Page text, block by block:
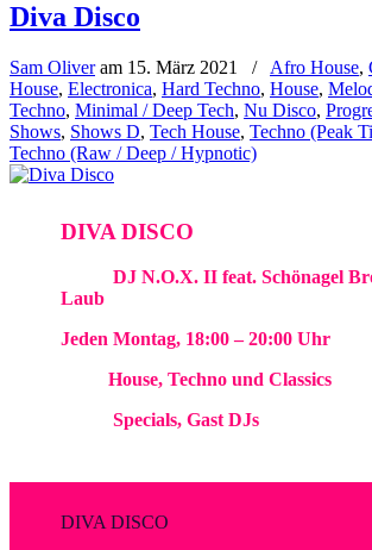
Diva Disco
Sam Oliveram 15. März 2021 / Afro House,
House, Electronica, Hard Techno, House,
Techno, Minimal / Deep Tech, Nu Disco,
Shows, Shows D, Tech House, Techno (Peak
Techno (Raw / Deep / Hypnotic)
DIVA DISCO
Hosts:DJ N.O.X. II feat. Schönagel
Laub
Jeden Montag, 18:00 – 20:00 Uhr
Style:House, Techno und Classics
Inhalt:Specials, Gast DJs
DIVA DISCO